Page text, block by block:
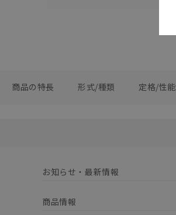
商品の特長 形式/種類 定格/性能
お知らせ・最新情報
商品情報